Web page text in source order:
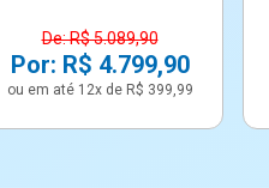
De: R$ 5.089,90
Por: R$ 4.799,90
ou em até 12x de R$ 399,99